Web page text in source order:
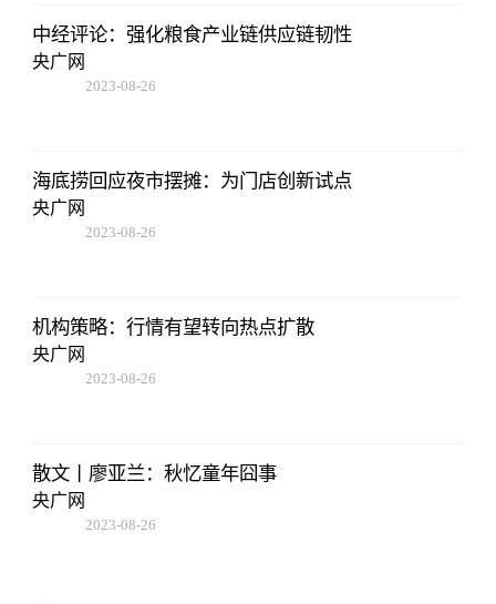
中经评论：强化粮食产业链供应链韧性
央广网
2023-08-26
海底捞回应夜市摆摊：为门店创新试点
央广网
2023-08-26
机构策略：行情有望转向热点扩散
央广网
2023-08-26
散文丨廖亚兰：秋忆童年囧事
央广网
2023-08-26